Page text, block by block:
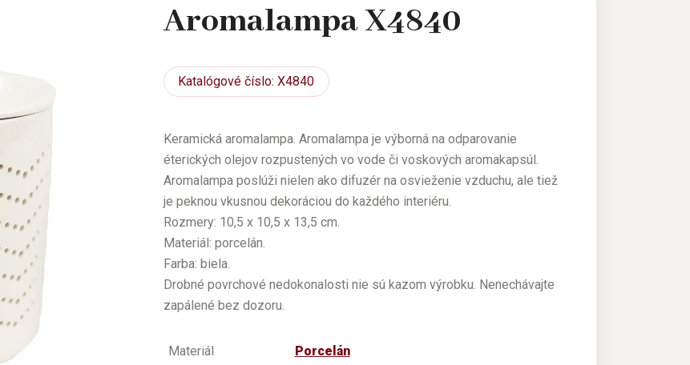
Aromalampa X4840
Katalógové číslo: X4840
Keramická aromalampa. Aromalampa je výborná na odparovanie
éterických olejov rozpustených vo vode či voskových aromakapsúl.
Aromalampa poslúži nielen ako difuzér na osvieženie vzduchu, ale tiež
je peknou vkusnou dekoráciou do každého interiéru.
Rozmery: 10,5 x 10,5 x 13,5 cm.
Materiál: porcelán.
Farba: biela.
Drobné povrchové nedokonalosti nie sú kazom výrobku. Nenechávajte
zapálené bez dozoru.
Materiál
Porcelán